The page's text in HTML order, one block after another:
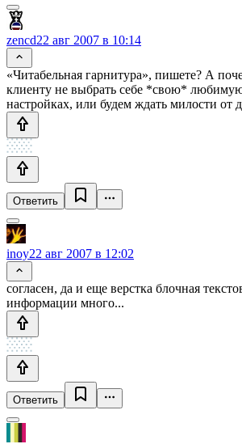
zencd22 авг 2007 в 10:14
«Читабельная гарнитура», пишете? А
клиенту не выбрать себе *свою*
настройках, или будем ждать милости от
Ответить
inoy22 авг 2007 в 12:02
согласен, да и еще верстка блочная
информации много...
Ответить